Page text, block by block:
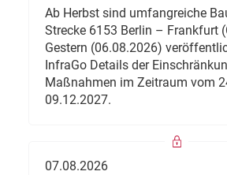
Ab Herbst sind umfangreiche
Strecke 6153 Berlin – Frankfurt
Gestern (06.08.2026)
InfraGo Details der
Maßnahmen im Zeitraum vom
09.12.2027.
07.08.2026